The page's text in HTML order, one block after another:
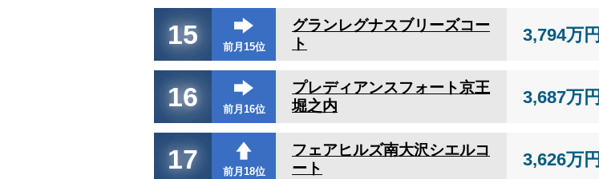
15 前月15位
グランレグナスブリーズコー
ト
3,794万円
16 前月16位
プレディアンスフォート京王
堀之内
3,687万円
17 前月18位
フェアヒルズ南大沢シエルコ
ート
3,626万円